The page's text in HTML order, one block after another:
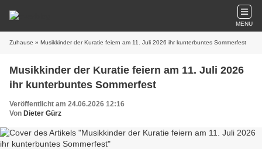
MENU
Zuhause » Musikkinder der Kuratie feiern am 11. Juli 2026 ihr kunterbuntes Sommerfest
Musikkinder der Kuratie feiern am 11. Juli 2026
ihr kunterbuntes Sommerfest
Veröffentlicht am 24.06.2026 12:16
Von Dieter Gürz